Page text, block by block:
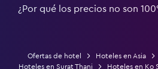
¿Por qué los precios no son
Ofertas de hotel Hoteles en Asia
Hoteles en Surat Thani
Hoteles en Ko